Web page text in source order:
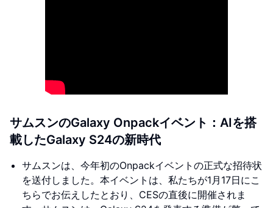
サムスンのGalaxy Onpackイベント：AIを搭
載したGalaxy S24の新時代
サムスンは、今年初のOnpackイベントの正式な招待状
を送付しました。本イベントは、私たちが1月17日にこ
ちらでお伝えしたとおり、CESの直後に開催されま